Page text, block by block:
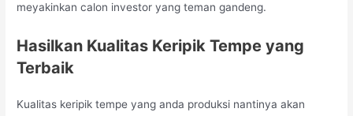
meyakinkan calon investor yang teman gandeng.
Hasilkan Kualitas Keripik Tempe yang
Terbaik
Kualitas keripik tempe yang anda produksi nantinya akan